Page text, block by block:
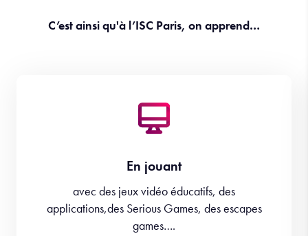
C’est ainsi qu'à l’ISC Paris, on apprend…
En jouant
avec des jeux vidéo éducatifs, des
applications,des Serious Games, des escapes
games….